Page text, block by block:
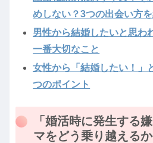
めしない？3つの出会い方
男性から結婚したいと思わ
一番大切なこと
女性から「結婚したい！」
つのポイント
「婚活時に発生する
マをどう乗り越える